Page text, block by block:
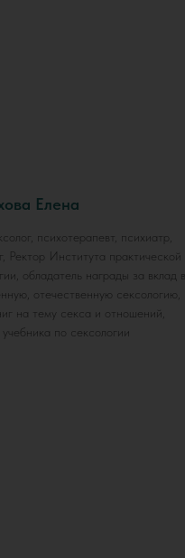
Елена
психотерапевт, психиатр,
Ректор Института практической
обладатель награды за вклад в
отечественную сексологию,
на тему секса и отношений,
учебника по сексологии